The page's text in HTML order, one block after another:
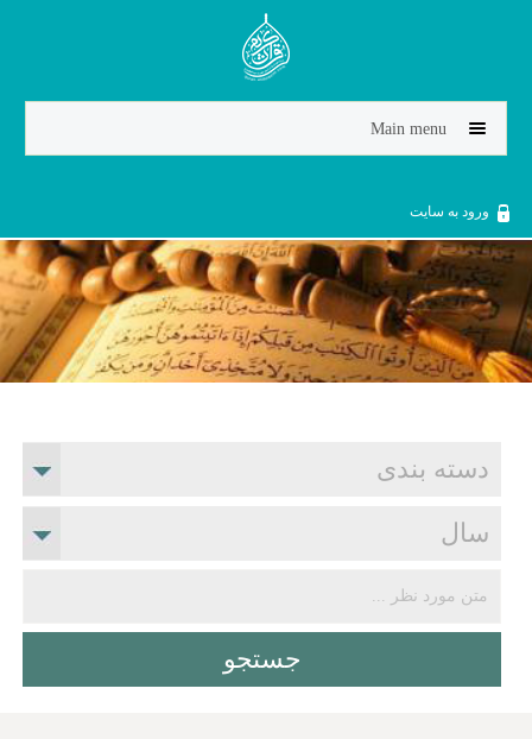
Jump to navigation
Main menu
ورود به سایت